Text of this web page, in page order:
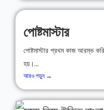
পোষ্টমাস্টার
পোষ্টমাস্টার প্রথম কাজ আরম্ভ
হয়।...
আরও পড়ুন →